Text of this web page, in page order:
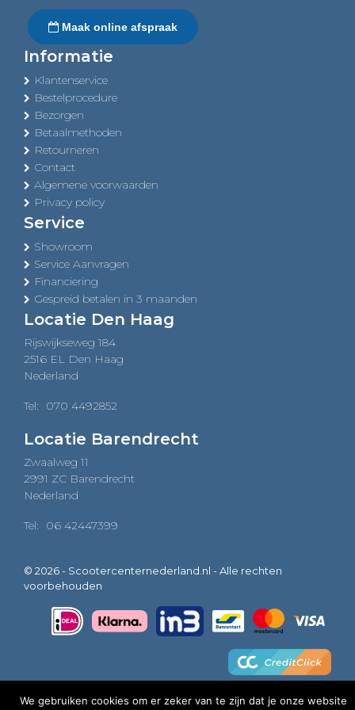
Maak online afspraak
Informatie
Klantenservice
Bestelprocedure
Bezorgen
Betaalmethoden
Retourneren
Contact
Algemene voorwaarden
Privacy policy
Service
Showroom
Service Aanvragen
Financiering
Gespreid betalen in 3 maanden
Locatie Den Haag
Rijswijkseweg 184
2516 EL Den Haag
Nederland
Tel: 070 4492852
Locatie Barendrecht
Zwaalweg 11
2991 ZC Barendrecht
Nederland
Tel: 06 42447399
© 2026 - Scootercenternederland.nl - Alle rechten
voorbehouden
We gebruiken cookies om er zeker van te zijn dat je onze website